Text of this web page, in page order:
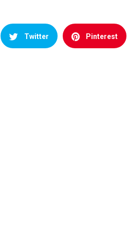
Twitter Pinterest